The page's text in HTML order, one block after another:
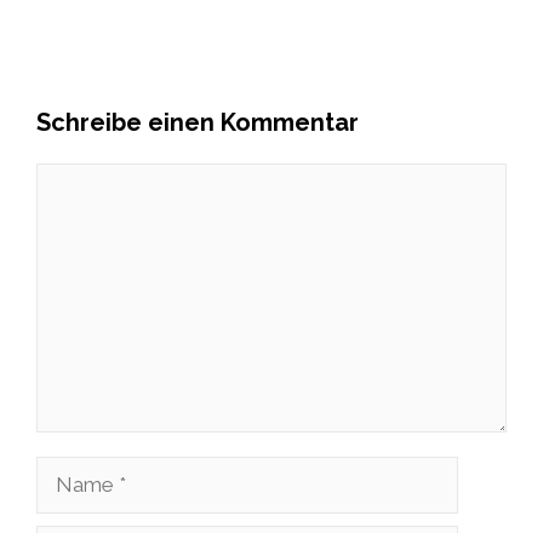
Schreibe einen Kommentar
Name